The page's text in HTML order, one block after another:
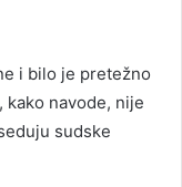
i bilo je pretežno
kako navode, nije
sudske